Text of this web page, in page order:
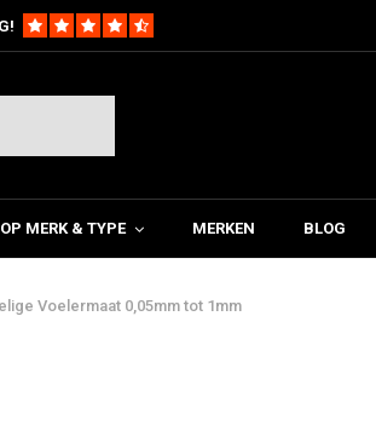
MERK & TYPE MERKEN BLOG
Voelermaat 0,05mm tot 1mm